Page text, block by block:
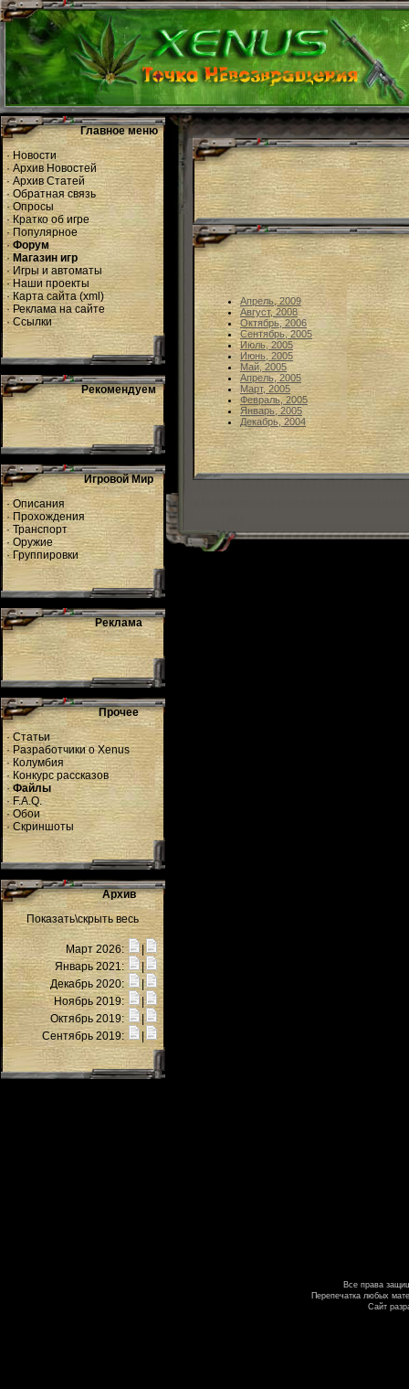
Главное меню
·Новости
·Архив Новостей
·Архив Статей
·Обратная связь
·Опросы
·Кратко об игре
· Популярное
· Форум
·Магазин игр
· Игры и автоматы
·Наши проекты
·Карта сайта(xml )
·Реклама на сайте
·Ссылки
Рекомендуем
Игровой Мир
·Описания
·Прохождения
·Транспорт
·Оружие
·Группировки
Реклама
Прочее
·Статьи
·Разработчики о Xenus
·Колумбия
·Конкурс рассказов
·Файлы
·F.A.Q.
· Обои
· Скриншоты
Архив
Показать\скрыть весь
Март 2026:
Январь 2021:
|
Декабрь 2020:
Ноябрь 2019:
Октябрь 2019:
Сентябрь 2019:
Апрель, 2009
Август, 2008
Октябрь, 2006
Сентябрь, 2005
Июль, 2005
Июнь, 2005
Май, 2005
Апрель, 2005
Март, 2005
Февраль, 2005
Январь, 2005
Декабрь, 2004
Все права
Перепечатка любых
Сайт